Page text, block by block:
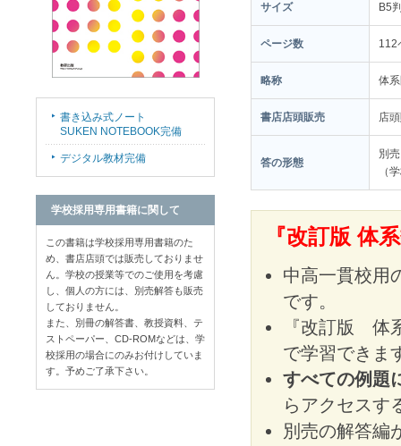
サイズ B5
ページ数 112
略称 体
書店店頭販売 店
答の形態
別
（
『改訂版 体
中高一貫校用
です。
『改訂版 体
で学習できま
すべての例題
らアクセスす
別売の解答編
書き込み式ノート
SUKEN NOTEBOOK完備
デジタル教材完備
学校採用専用書籍に関して
この書籍は学校採用専用書籍のた
め、書店店頭では販売しておりませ
ん。学校の授業等でのご使用を考慮
し、個人の方には、別売解答も販売
しておりません。
また、別冊の解答書、教授資料、テ
ストペーパー、CD-ROMなどは、学
校採用の場合にのみお付けしていま
す。予めご了承下さい。